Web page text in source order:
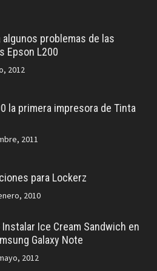
algunos problemas de las
Epson L200
2012
la primera impresora de Tinta
2011
para Lockerz
2010
Instalar Ice Cream Sandwich en
Galaxy Note
2012